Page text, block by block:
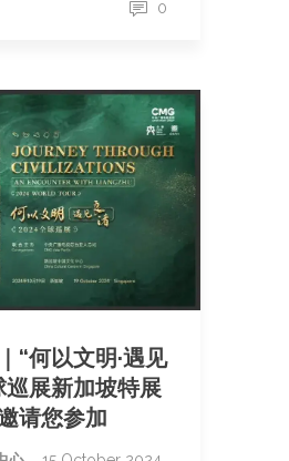
0
“何以文明·遇见
巡展新加坡特展
请您参加